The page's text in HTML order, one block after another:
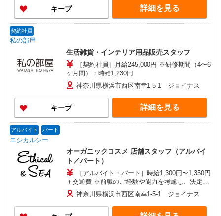
更はありません。 ※基本給の５％を都市手当とし
て一律含む ＜都市手当の具体例＞ ・月給22万
キープ 詳細を見る
契約社員
私の部屋
生活雑貨・インテリア用品販売スタッフ
［契約社員］月給245,000円 ※研修期間（4〜6
ヶ月間）：時給1,230円
神奈川県横浜市西区南幸1-5-1 ジョイナス
キープ 詳細を見る
アルバイト パート
エシカルシー
オーガニックコスメ 店舗スタッフ（アルバイ
ト／パート）
［アルバイト・パート］時給1,300円〜1,350円
＋交通費 ※前職のご経験や能力を考慮し、決定い
たします。
神奈川県横浜市西区南幸1-5-1 ジョイナス